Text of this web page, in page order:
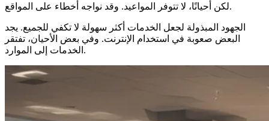
لكن أحيانًا، لا تتوفر المواعيد. وقد نواجه أخطاء على المواقع.
الجهود المبذولة لجعل الخدمات أكثر سهولة لا تكفي للجميع. يجد
البعض صعوبة في استخدام الإنترنت. وفي بعض الأحيان، تفتقر
الخدمات إلى الموارد.